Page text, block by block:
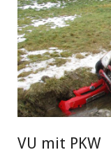
VU mit PKW